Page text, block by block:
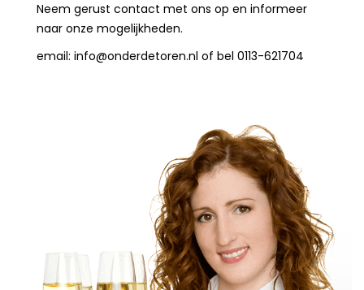
Neem gerust contact met ons op en informeer
naar onze mogelijkheden.
email: info@onderdetoren.nl of bel 0113-621704